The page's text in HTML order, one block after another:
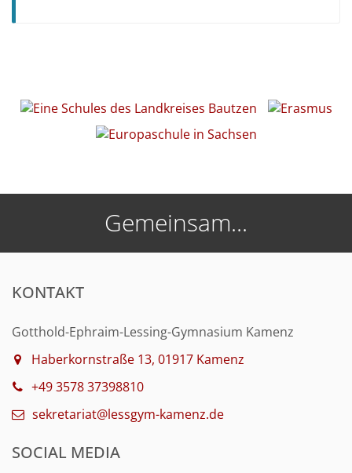
Gemeinsam...
KONTAKT
Gotthold-Ephraim-Lessing-Gymnasium Kamenz
Haberkornstraße 13, 01917 Kamenz
+49 3578 37398810
sekretariat@lessgym-kamenz.de
SOCIAL MEDIA